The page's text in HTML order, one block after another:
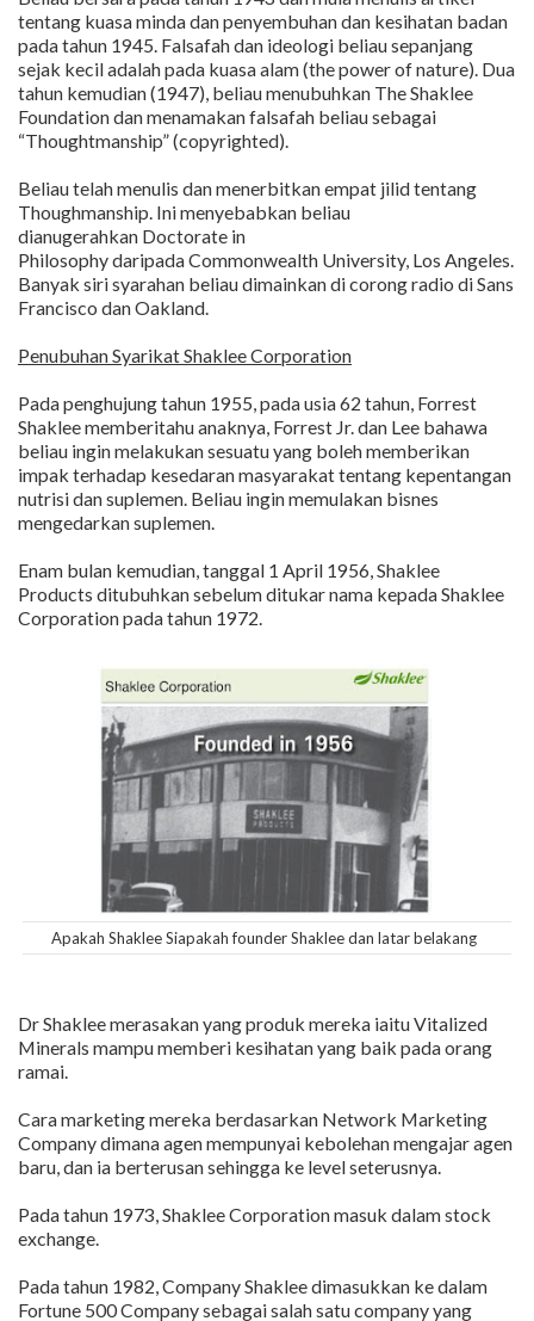
tentang kuasa minda dan penyembuhan dan kesihatan badan
pada tahun 1945. Falsafah dan ideologi beliau sepanjang
sejak kecil adalah pada kuasa alam (the power of nature). Dua
tahun kemudian (1947), beliau menubuhkan The Shaklee
Foundation dan menamakan falsafah beliau sebagai
“Thoughtmanship” (copyrighted).
Beliau telah menulis dan menerbitkan empat jilid tentang
Thoughmanship. Ini menyebabkan beliau
dianugerahkan Doctorate in
Philosophy daripada Commonwealth University, Los Angeles.
Banyak siri syarahan beliau dimainkan di corong radio di Sans
Francisco dan Oakland.
Penubuhan Syarikat Shaklee Corporation
Pada penghujung tahun 1955, pada usia 62 tahun, Forrest
Shaklee memberitahu anaknya, Forrest Jr. dan Lee bahawa
beliau ingin melakukan sesuatu yang boleh memberikan
impak terhadap kesedaran masyarakat tentang kepentangan
nutrisi dan suplemen. Beliau ingin memulakan bisnes
mengedarkan suplemen.
Enam bulan kemudian, tanggal 1 April 1956, Shaklee
Products ditubuhkan sebelum ditukar nama kepada Shaklee
Corporation pada tahun 1972.
Apakah Shaklee Siapakah founder Shaklee dan latar belakang
Dr Shaklee merasakan yang produk mereka iaitu Vitalized
Minerals mampu memberi kesihatan yang baik pada orang
ramai.
Cara marketing mereka berdasarkan Network Marketing
Company dimana agen mempunyai kebolehan mengajar agen
baru, dan ia berterusan sehingga ke level seterusnya.
Pada tahun 1973, Shaklee Corporation masuk dalam stock
exchange.
Pada tahun 1982, Company Shaklee dimasukkan ke dalam
Fortune 500 Company sebagai salah satu company yang